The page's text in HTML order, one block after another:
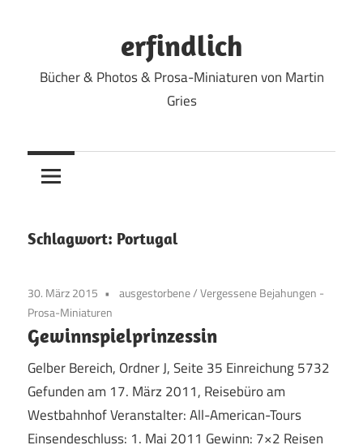
erfindlich
Bücher & Photos & Prosa-Miniaturen von Martin
Gries
Schlagwort: Portugal
30. März 2015 ausgestorbene/Vergessene Bejahungen -
Prosa-Miniaturen
Gewinnspielprinzessin
Gelber Bereich, Ordner J, Seite 35 Einreichung 5732
Gefunden am 17. März 2011, Reisebüro am
Westbahnhof Veranstalter: All-American-Tours
Einsendeschluss: 1. Mai 2011 Gewinn: 7×2 Reisen